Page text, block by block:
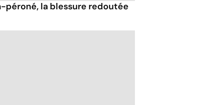
la blessure redoutée